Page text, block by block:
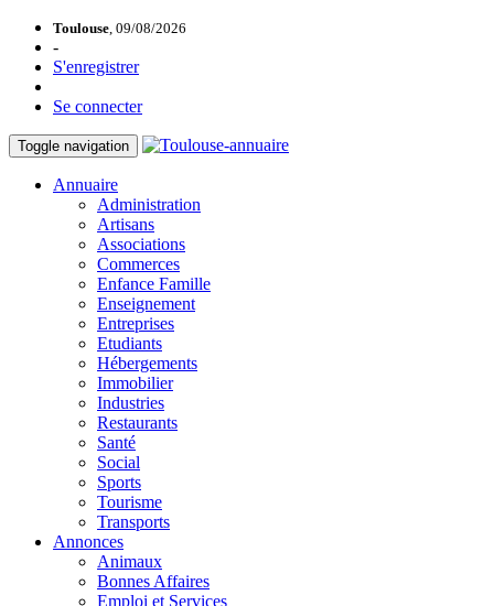
Toulouse, 09/08/2026
-
S'enregistrer
Se connecter
Toggle navigation
Annuaire
Administration
Artisans
Associations
Commerces
Enfance Famille
Enseignement
Entreprises
Etudiants
Hébergements
Immobilier
Industries
Restaurants
Santé
Social
Sports
Tourisme
Transports
Annonces
Animaux
Bonnes Affaires
Emploi et Services